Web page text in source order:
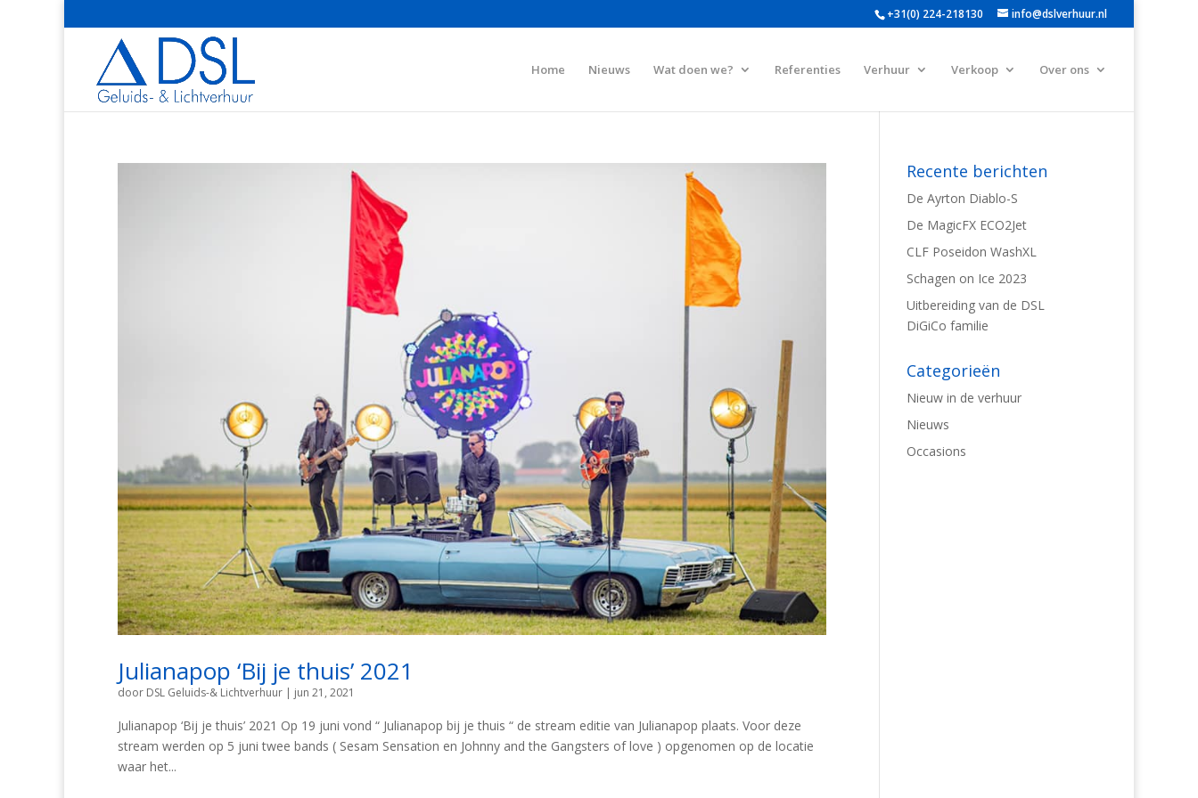
+31(0) 224-218130 info@dslverhuur.nl
Home Nieuws Wat doen we? Referenties Verhuur Verkoop Over ons
Julianapop ‘Bij je thuis’ 2021
door DSL Geluids-& Lichtverhuur | jun 21, 2021
Julianapop ‘Bij je thuis’ 2021 Op 19 juni vond “ Julianapop bij je thuis “ de stream editie van Julianapop plaats. Voor deze
stream werden op 5 juni twee bands ( Sesam Sensation en Johnny and the Gangsters of love ) opgenomen op de locatie
waar het...
Recente berichten
De Ayrton Diablo-S
De MagicFX ECO2Jet
CLF Poseidon WashXL
Schagen on Ice 2023
Uitbereiding van de DSL
DiGiCo familie
Categorieën
Nieuw in de verhuur
Nieuws
Occasions